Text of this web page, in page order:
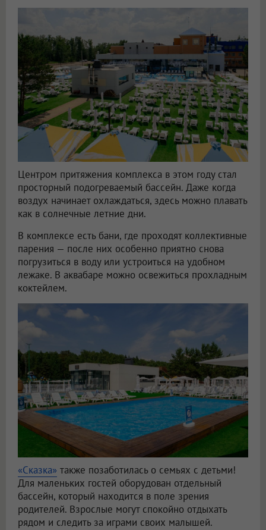
Центром притяжения комплекса в этом году стал
просторный подогреваемый бассейн. Даже когда
воздух начинает охлаждаться, здесь можно плавать
как в солнечные летние дни.
В комплексе есть бани, где проходят коллективные
парения — после них особенно приятно снова
погрузиться в воду или устроиться на удобном
лежаке. В аквабаре можно освежиться прохладным
коктейлем.
«Сказка» также позаботилась о семьях с детьми!
Для маленьких гостей оборудован отдельный
бассейн, который находится в поле зрения
родителей. Взрослые могут спокойно отдыхать
рядом и следить за играми своих малышей.